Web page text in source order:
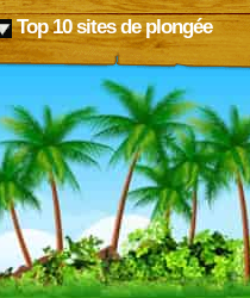
Top 10 sites de plongée